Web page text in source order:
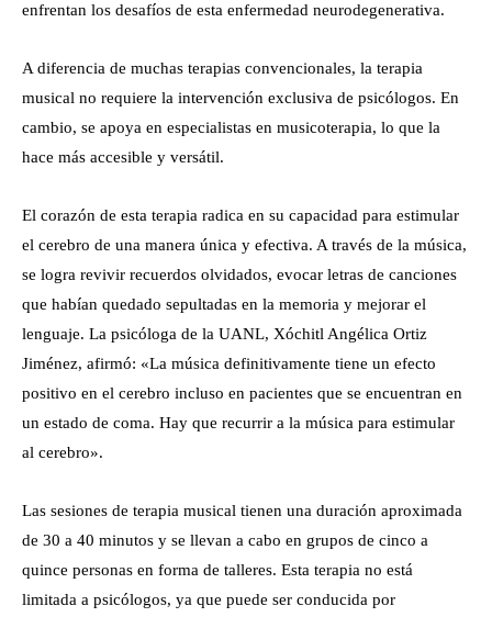
enfrentan los desafíos de esta enfermedad neurodegenerativa.
A diferencia de muchas terapias convencionales, la terapia
musical no requiere la intervención exclusiva de psicólogos. En
cambio, se apoya en especialistas en musicoterapia, lo que la
hace más accesible y versátil.
El corazón de esta terapia radica en su capacidad para estimular
el cerebro de una manera única y efectiva. A través de la música,
se logra revivir recuerdos olvidados, evocar letras de canciones
que habían quedado sepultadas en la memoria y mejorar el
lenguaje. La psicóloga de la UANL, Xóchitl Angélica Ortiz
Jiménez, afirmó: «La música definitivamente tiene un efecto
positivo en el cerebro incluso en pacientes que se encuentran en
un estado de coma. Hay que recurrir a la música para estimular
al cerebro».
Las sesiones de terapia musical tienen una duración aproximada
de 30 a 40 minutos y se llevan a cabo en grupos de cinco a
quince personas en forma de talleres. Esta terapia no está
limitada a psicólogos, ya que puede ser conducida por